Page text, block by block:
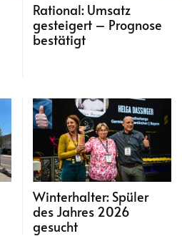
Rational: Umsatz
gesteigert – Prognose
bestätigt
Winterhalter: Spüler
des Jahres 2026
gesucht